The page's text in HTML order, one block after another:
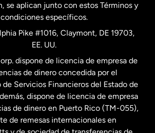
Bajos
se aplican junto con estos Términos y
condiciones específicos.
Pike #1016, Claymont, DE 19703,
EE. UU.
dispone de licencia de empresa de
de dinero concedida por el
Servicios Financieros del Estado de
dispone de licencia de empresa
de dinero en Puerto Rico (TM-055),
de remesas internacionales en